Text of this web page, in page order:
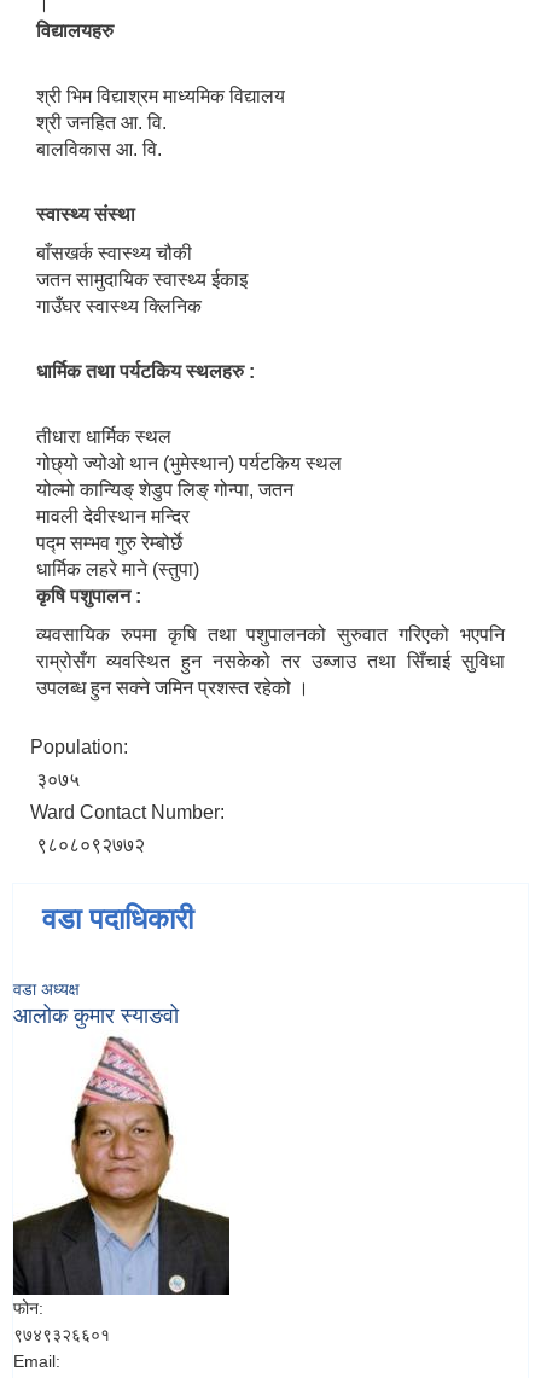
।
विद्यालयहरु
श्री भिम विद्याश्रम माध्यमिक विद्यालय
श्री जनहित आ. वि.
बालविकास आ. वि.
स्वास्थ्य संस्था
बाँसखर्क स्वास्थ्य चौकी
जतन सामुदायिक स्वास्थ्य ईकाइ
गाउँघर स्वास्थ्य क्लिनिक
धार्मिक तथा पर्यटकिय स्थलहरु :
तीधारा धार्मिक स्थल
गोछ्यो ज्यो‌ओ थान (भुमेस्थान) पर्यटकिय स्थल
योल्मो कान्यिङ् शेडुप लिङ् गोन्पा, जतन
मावली देवीस्थान मन्दिर
पद्म सम्भव गुरु रेम्बोर्छे
धार्मिक लहरे माने (स्तुपा)
कृषि पशुपालन :
व्यवसायिक रुपमा कृषि तथा पशुपालनको सुरुवात गरिएको भएपनि
राम्रोसँग व्यवस्थित हुन नसकेको तर उब्जाउ तथा सिँचाई सुविधा
उपलब्ध हुन सक्ने जमिन प्रशस्त रहेको ।
Population:
३०७५
Ward Contact Number:
९८०८०९२७७२
वडा पदाधिकारी
वडा अध्यक्ष
आलोक कुमार स्याङवो
फोन:
९७४९३२६६०१
Email: